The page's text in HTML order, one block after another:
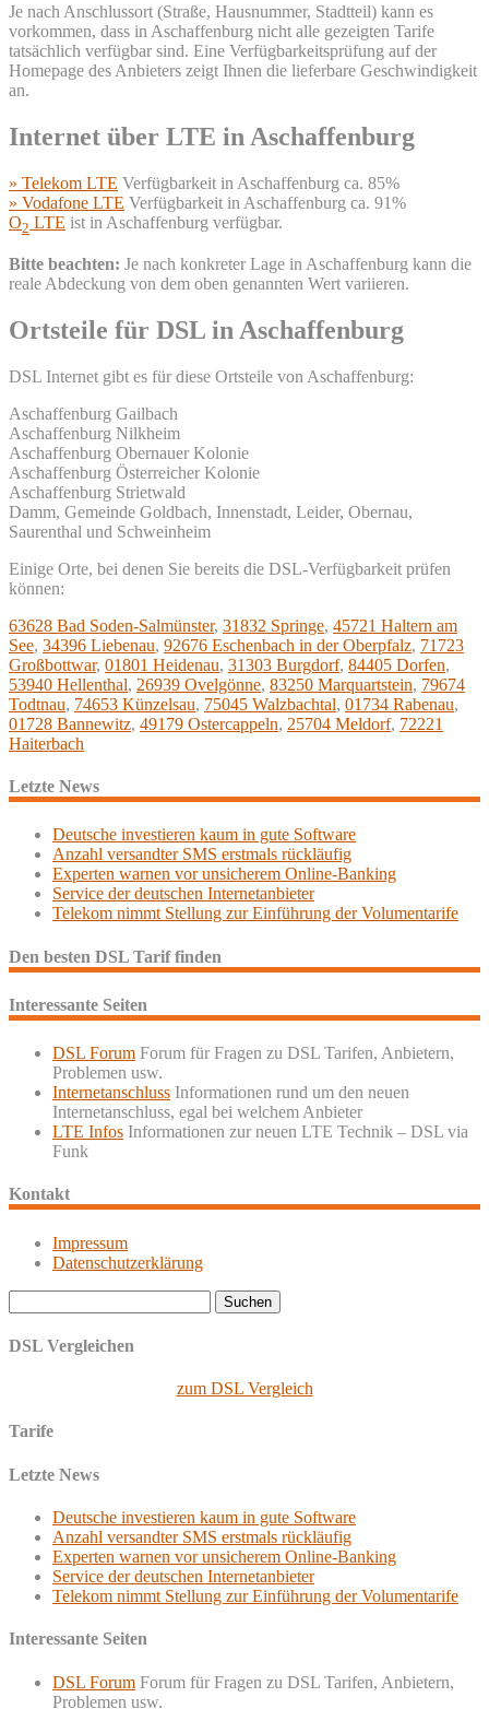
Je nach Anschlussort (Straße, Hausnummer, Stadtteil) kann es
vorkommen, dass in Aschaffenburg nicht alle gezeigten Tarife
tatsächlich verfügbar sind. Eine Verfügbarkeitsprüfung auf der
Homepage des Anbieters zeigt Ihnen die lieferbare Geschwindigkeit
an.
Internet über LTE in Aschaffenburg
» Telekom LTE Verfügbarkeit in Aschaffenburg ca. 85%
» Vodafone LTE Verfügbarkeit in Aschaffenburg ca. 91%
O2 LTE ist in Aschaffenburg verfügbar.
Bitte beachten: Je nach konkreter Lage in Aschaffenburg kann die
reale Abdeckung von dem oben genannten Wert variieren.
Ortsteile für DSL in Aschaffenburg
DSL Internet gibt es für diese Ortsteile von Aschaffenburg:
Aschaffenburg Gailbach
Aschaffenburg Nilkheim
Aschaffenburg Obernauer Kolonie
Aschaffenburg Österreicher Kolonie
Aschaffenburg Strietwald
Damm, Gemeinde Goldbach, Innenstadt, Leider, Obernau,
Saurenthal und Schweinheim
Einige Orte, bei denen Sie bereits die DSL-Verfügbarkeit prüfen
können:
63628 Bad Soden-Salmünster, 31832 Springe, 45721 Haltern am
See, 34396 Liebenau, 92676 Eschenbach in der Oberpfalz, 71723
Großbottwar, 01801 Heidenau, 31303 Burgdorf, 84405 Dorfen,
53940 Hellenthal, 26939 Ovelgönne, 83250 Marquartstein, 79674
Todtnau, 74653 Künzelsau, 75045 Walzbachtal, 01734 Rabenau,
01728 Bannewitz, 49179 Ostercappeln, 25704 Meldorf, 72221
Haiterbach
Letzte News
Deutsche investieren kaum in gute Software
Anzahl versandter SMS erstmals rückläufig
Experten warnen vor unsicherem Online-Banking
Service der deutschen Internetanbieter
Telekom nimmt Stellung zur Einführung der Volumentarife
Den besten DSL Tarif finden
Interessante Seiten
DSL Forum Forum für Fragen zu DSL Tarifen, Anbietern,
Problemen usw.
Internetanschluss Informationen rund um den neuen
Internetanschluss, egal bei welchem Anbieter
LTE Infos Informationen zur neuen LTE Technik – DSL via
Funk
Kontakt
Impressum
Datenschutzerklärung
nach:
DSL Vergleichen
zum DSL Vergleich
Tarife
Letzte News
Deutsche investieren kaum in gute Software
Anzahl versandter SMS erstmals rückläufig
Experten warnen vor unsicherem Online-Banking
Service der deutschen Internetanbieter
Telekom nimmt Stellung zur Einführung der Volumentarife
Interessante Seiten
DSL Forum Forum für Fragen zu DSL Tarifen, Anbietern,
Problemen usw.